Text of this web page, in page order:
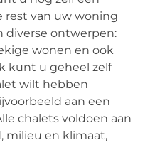
rest van uw woning
diverse ontwerpen:
wonen en ook
kunt u geheel zelf
wilt hebben
aan een
chalets voldoen aan
milieu en klimaat,